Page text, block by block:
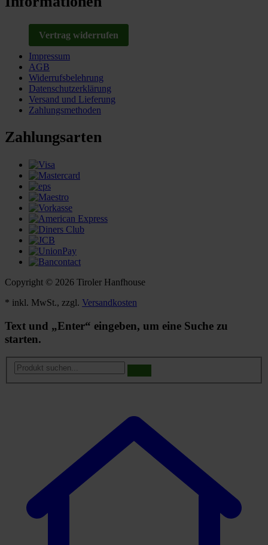
Vertrag widerrufen
Impressum
AGB
Widerrufsbelehrung
Datenschutzerklärung
Versand und Lieferung
Zahlungsmethoden
Zahlungsarten
Copyright © 2026 Tiroler Hanfhouse
* inkl. MwSt., zzgl. Versandkosten
Text und „Enter“ eingeben, um eine Suche zu
starten.
Produkt
suchen...